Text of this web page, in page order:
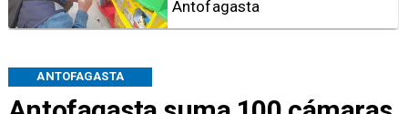
ANTOFAGASTA